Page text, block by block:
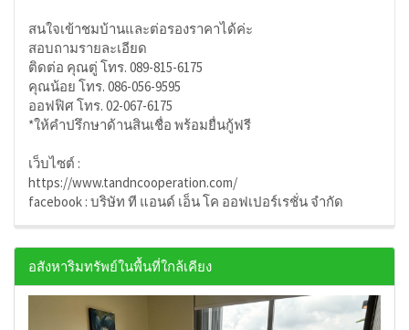
สนใจเข้าชมบ้านและต่อรองราคาได้ค่ะ
สอบถามรายละเอียด
ติดต่อ คุณตู่ โทร. 089-815-6175
คุณน้อย โทร. 086-056-9595
ออฟฟิศ โทร. 02-067-6175
*ให้คำปรึกษาด้านสินเชื่อ พร้อมยื่นกู้ฟรี
เว็บไซต์ :
https://www.tandncooperation.com/
facebook : บริษัท ที แอนด์ เอ็น โค ออฟเปอร์เรชั่น จำกัด
อสังหาริมทรัพย์ในพื้นที่ใกล้เคียง